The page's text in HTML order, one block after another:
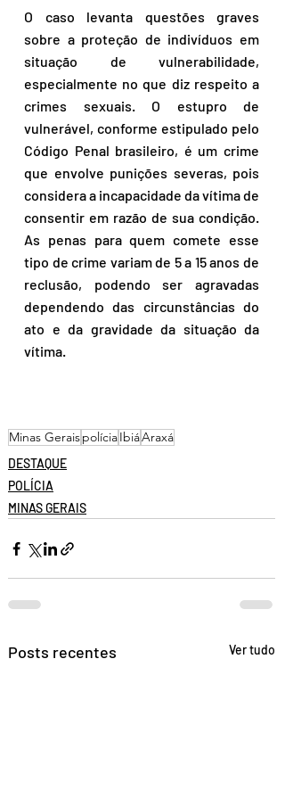
O caso levanta questões graves
sobre a proteção de indivíduos em
situação de vulnerabilidade,
especialmente no que diz respeito a
crimes sexuais. O estupro de
vulnerável, conforme estipulado pelo
Código Penal brasileiro, é um crime
que envolve punições severas, pois
considera a incapacidade da vítima de
consentir em razão de sua condição.
As penas para quem comete esse
tipo de crime variam de 5 a 15 anos de
reclusão, podendo ser agravadas
dependendo das circunstâncias do
ato e da gravidade da situação da
vítima.
Minas GeraispolíciaIbiáAraxá
DESTAQUE
POLÍCIA
MINAS GERAIS
Posts recentes Ver tudo